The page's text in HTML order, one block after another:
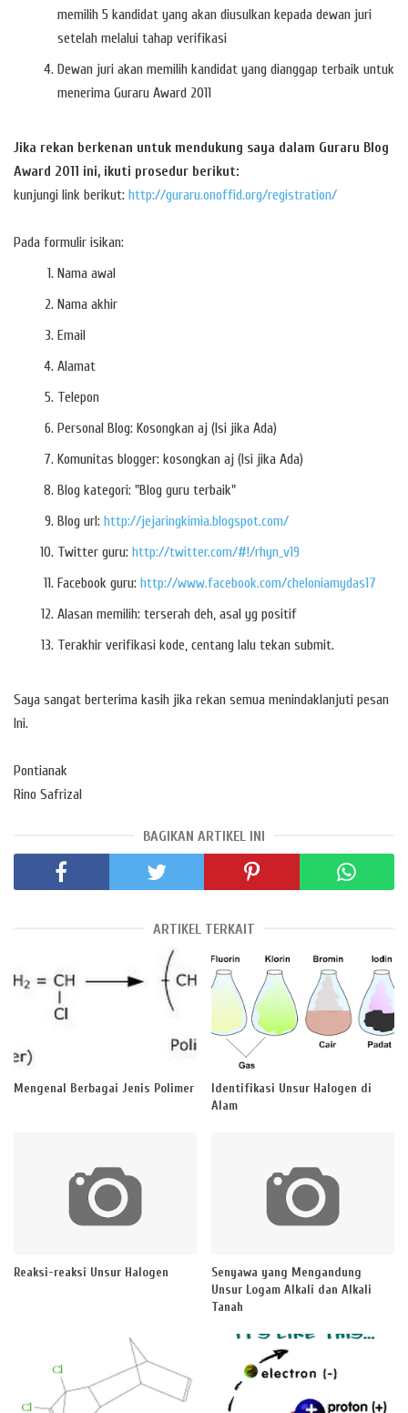
memilih 5 kandidat yang akan diusulkan kepada dewan juri
setelah melalui tahap verifikasi
Dewan juri akan memilih kandidat yang dianggap terbaik untuk
menerima Guraru Award 2011
Jika rekan berkenan untuk mendukung saya dalam Guraru Blog
Award 2011 ini, ikuti prosedur berikut:
kunjungi link berikut: http://guraru.onoffid.org/registration/
Pada formulir isikan:
Nama awal
Nama akhir
Email
Alamat
Telepon
Personal Blog: Kosongkan aj (Isi jika Ada)
Komunitas blogger: kosongkan aj (Isi jika Ada)
Blog kategori: "Blog guru terbaik"
Blog url: http://jejaringkimia.blogspot.com/
Twitter guru: http://twitter.com/#!/rhyn_v19
Facebook guru: http://www.facebook.com/cheloniamydas17
Alasan memilih: terserah deh, asal yg positif
Terakhir verifikasi kode, centang lalu tekan submit.
Saya sangat berterima kasih jika rekan semua menindaklanjuti pesan
Ini.
Pontianak
Rino Safrizal
BAGIKAN ARTIKEL INI
ARTIKEL TERKAIT
Mengenal Berbagai Jenis Polimer
Identifikasi Unsur Halogen di
Alam
Reaksi-reaksi Unsur Halogen
Senyawa yang Mengandung
Unsur Logam Alkali dan Alkali
Tanah